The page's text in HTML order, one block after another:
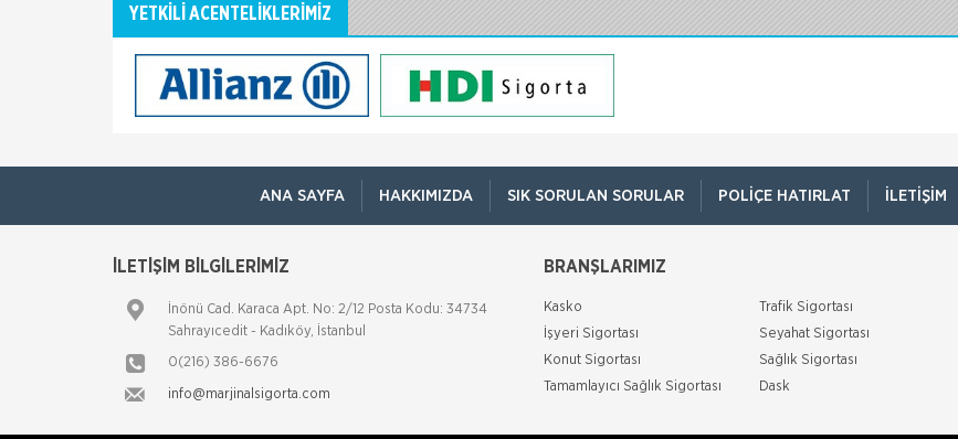
YETKİLİ ACENTELİKLERİMİZ
ANA SAYFA HAKKIMIZDA SIK SORULAN SORULAR POLIÇE HATIRLAT İLETIŞIM
İLETİŞİM BİLGİLERİMİZ
İnönü Cad. Karaca Apt. No: 2/12 Posta Kodu: 34734
Sahrayıcedit - Kadıköy, İstanbul
0(216) 386-6676
info@marjinalsigorta.com
BRANŞLARIMIZ
Kasko
Trafik Sigortası
İşyeri Sigortası
Seyahat Sigortası
Konut Sigortası
Sağlık Sigortası
Tamamlayıcı Sağlık Sigortası
Dask